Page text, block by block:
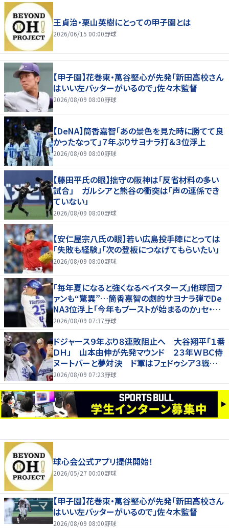
王貞治・栗山英樹にとっての甲子園とは
2026/06/15 00:00野球
【甲子園】花巻東・萬谷堅心が先発「新田高校さん
はいい左バッターがいるので」佐々木監督
2026/08/09 08:00野球
【DeNA】筒香嘉智「あの景色を見た時に勝てて良
かったなって」７年ぶりサヨナラ打＆３位浮上
2026/08/09 08:00野球
【藤田平氏の眼】拙守の阪神は「反省材料の多い
試合」 ガルシアと熊谷の衝突は「声の連係でき
ていない」
2026/08/09 08:00野球
【安仁屋宗八氏の眼】若い広島投手陣にとっては
「失敗も経験」「次の登板につなげてもらいたい」
2026/08/09 08:00野球
「毎年夏になると強くなるベイスターズ」他球団フ
ァンも“驚異”…筒香嘉智の劇的サヨナラ弾でDe
NA3位浮上「今年もブーストが始まるのか」セ・リ
ーグ真夏の激しいAクラス争いの行方は
2026/08/09 07:37野球
ドジャース９年ぶり８連敗阻止へ 大谷翔平「１番
ＤＨ」 山本由伸が先発マウンド ２３年ＷＢＣ侍
ヌートバーと夢対決 ド軍はフェドゥシア３戦連
続先発マスク【両軍ラインナップ】
2026/08/09 07:23野球
球心会公式アプリ提供開始！
2026/05/27 00:00野球
【甲子園】花巻東・萬谷堅心が先発「新田高校さん
はいい左バッターがいるので」佐々木監督
2026/08/09 08:00野球